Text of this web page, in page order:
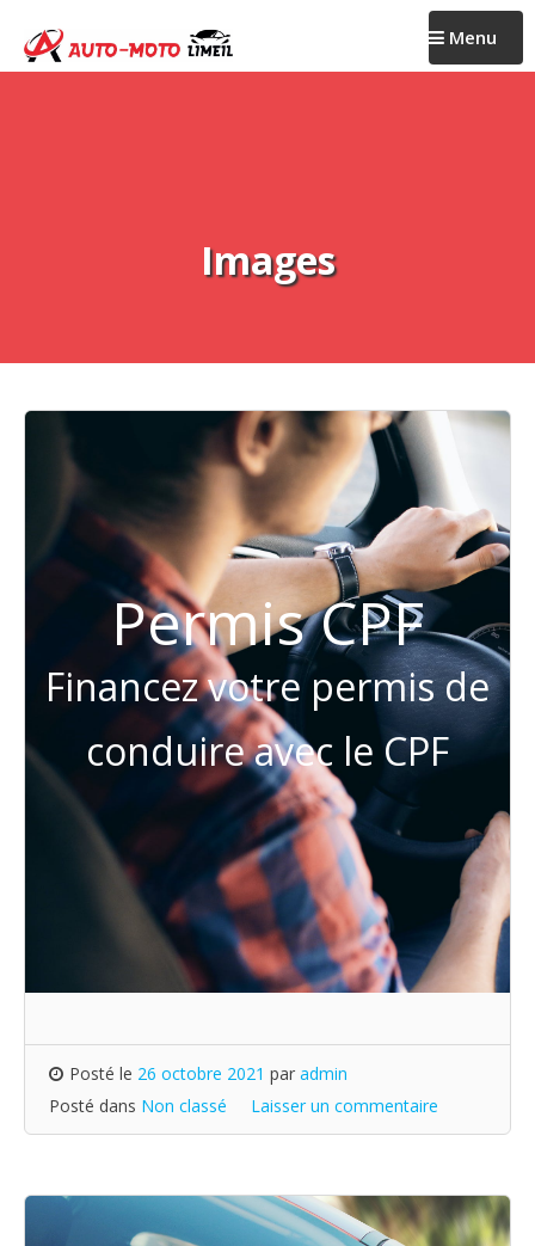
Passer
Menu
Images
Permis CPF
Financez votre permis de
conduire avec le CPF
Posté le 26 octobre 2021 par admin
Posté dans Non classé Laisser un commentaire